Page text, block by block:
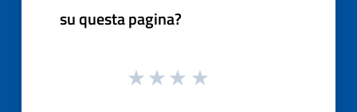
su questa pagina?